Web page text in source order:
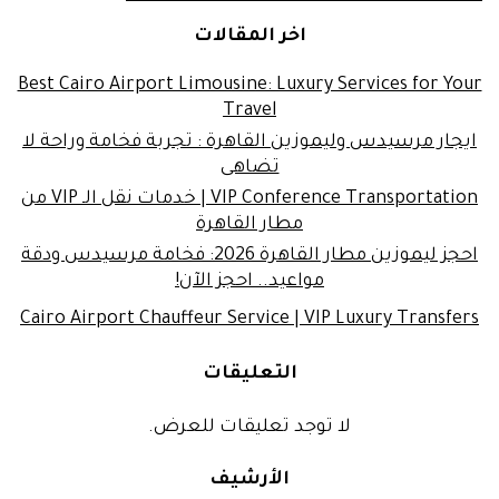
اخر المقالات
Best Cairo Airport Limousine: Luxury Services for Your
Travel
ايجار مرسيدس وليموزين القاهرة : تجربة فخامة وراحة لا
تضاهى
VIP Conference Transportation | خدمات نقل الـ VIP من
مطار القاهرة
احجز ليموزين مطار القاهرة 2026: فخامة مرسيدس ودقة
مواعيد.. احجز الآن!
Cairo Airport Chauffeur Service | VIP Luxury Transfers
التعليقات
لا توجد تعليقات للعرض.
الأرشيف